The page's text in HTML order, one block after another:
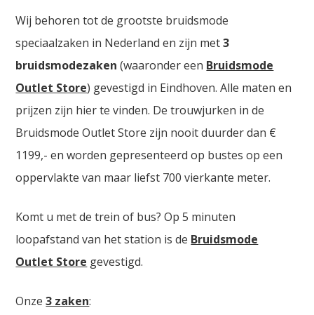
Wij behoren tot de grootste bruidsmode
speciaalzaken in Nederland en zijn met3
bruidsmodezaken (waaronder een Bruidsmode
Outlet Store) gevestigd in Eindhoven. Alle maten en
prijzen zijn hier te vinden. De trouwjurken in de
Bruidsmode Outlet Store zijn nooit duurder dan €
1199,- en worden gepresenteerd op bustes op een
oppervlakte van maar liefst 700 vierkante meter.
Komt u met de trein of bus? Op 5 minuten
loopafstand van het station is de Bruidsmode
Outlet Store gevestigd.
Onze3 zaken: